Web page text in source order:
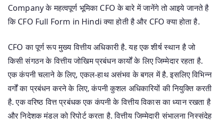
Company के महत्वपूर्ण भूमिका CFO के बारे में जानेंगे तो आइये जानते है
कि CFO Full Form in Hindi क्या होती है और CFO क्या होता है.
CFO का पूर्ण रूप मुख्य वित्तीय अधिकारी है. यह एक शीर्ष स्थान है जो
किसी संगठन के वित्तीय जोखिम प्रबंधन कार्यों के लिए जिम्मेदार रहता है.
एक कंपनी चलाने के लिए, एकल-हाथ असंभव के बगल में है. इसलिए विभिन्न
वर्गों का प्रबंधन करने के लिए, कंपनी कुशल अधिकारियों की नियुक्ति करती
है. एक वरिष्ठ वित्त प्रबंधक एक कंपनी के वित्तीय विकास का ध्यान रखता है
और निदेशक मंडल को रिपोर्ट करता है. वित्तीय जिम्मेदारी संभालना निस्संदेह